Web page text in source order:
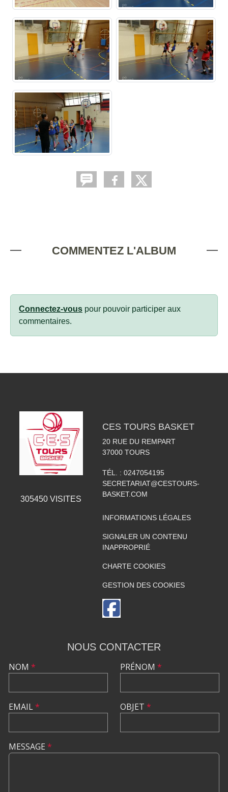
COMMENTEZ L'ALBUM
Connectez-vous pour pouvoir participer aux
commentaires.
305450 VISITES
CES TOURS BASKET
20 RUE DU REMPART
37000 TOURS
TÉL. : 0247054195
SECRETARIAT@CESTOURS-
BASKET.COM
INFORMATIONS LÉGALES
SIGNALER UN CONTENU
INAPPROPRIÉ
CHARTE COOKIES
GESTION DES COOKIES
NOUS CONTACTER
NOM *
EMAIL*
PRÉNOM *
OBJET *
MESSAGE *